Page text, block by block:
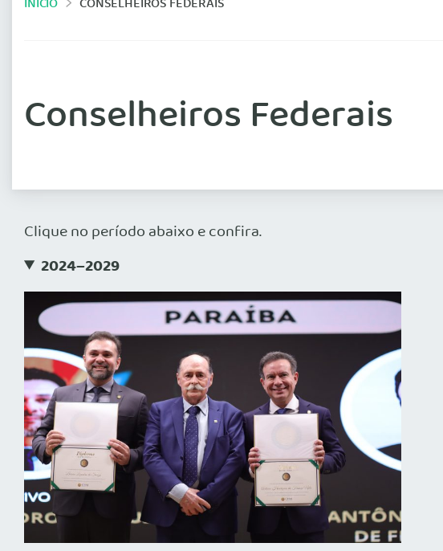
Conselheiros Federais
Clique no período abaixo e confira.
2024–2029